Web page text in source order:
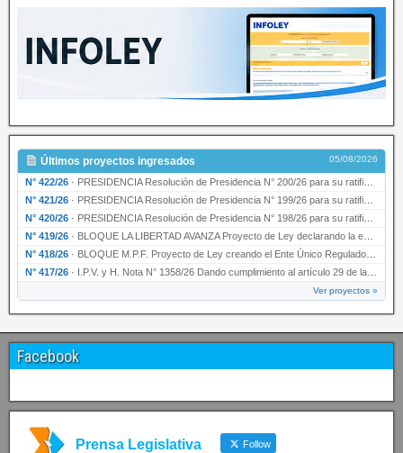
Últimos proyectos ingresados 05/08/2026
N° 422/26 · PRESIDENCIA Resolución de Presidencia N° 200/26 para su ratificación.
N° 421/26 · PRESIDENCIA Resolución de Presidencia N° 199/26 para su ratificación.
N° 420/26 · PRESIDENCIA Resolución de Presidencia N° 198/26 para su ratificación.
N° 419/26 · BLOQUE LA LIBERTAD AVANZA Proyecto de Ley declarando la esencialidad del servicio educativ…
N° 418/26 · BLOQUE M.P.F. Proyecto de Ley creando el Ente Único Regulador de servicios públicos de la …
N° 417/26 · I.P.V. y H. Nota N° 1358/26 Dando cumplimiento al artículo 29 de la Ley provincial N° 1399…
Ver proyectos »
Facebook
Prensa Legislativa Follow